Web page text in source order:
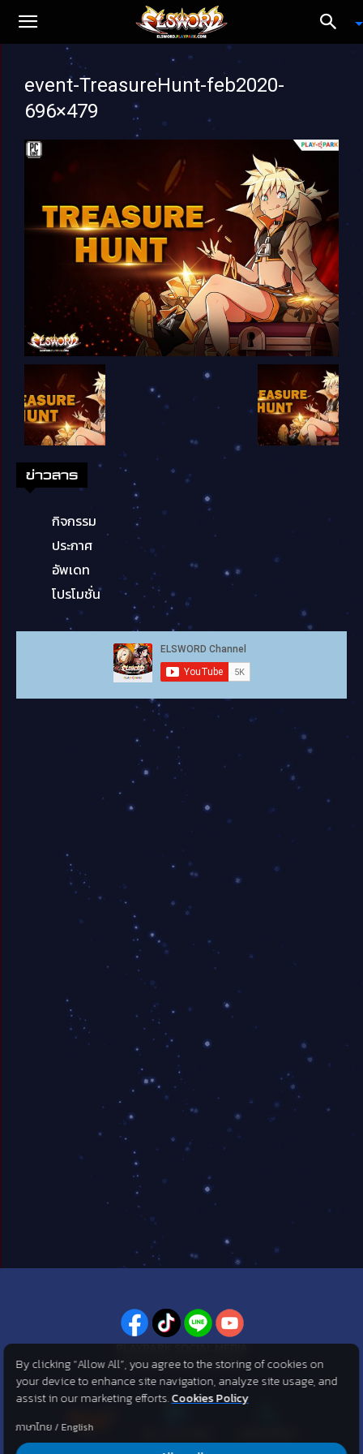
event-TreasureHunt-feb2020-
696×479
ข่าวสาร
กิจกรรม
ประกาศ
อัพเดท
โปรโมชั่น
PLAYPARK SOCIAL MEDIA
ไม่พลาดทุกข่าวสารจาก PlayPark
By clicking “Allow All”, you agree to the storing of cookies on
your device to enhance site navigation, analyze site usage, and
assist in our marketing efforts.Cookies Policy
ภาษาไทย / English